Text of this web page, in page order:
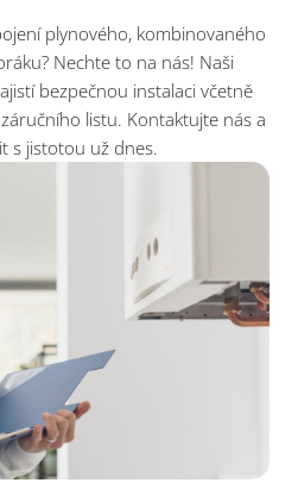
plynového, kombinovaného
Nechte to na nás! Naši
bezpečnou instalaci včetně
listu. Kontaktujte nás a
s jistotou už dnes.